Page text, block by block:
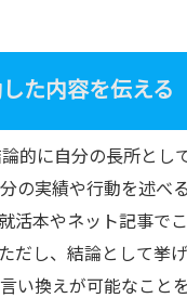
た内容を伝える
的に自分の長所とし
の実績や行動を述べ
活本やネット記事で
だし、結論として挙
い換えが可能なこと